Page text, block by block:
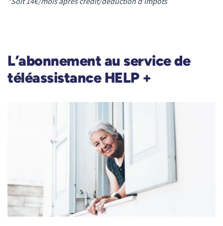
L’abonnement au service de
téléassistance HELP +